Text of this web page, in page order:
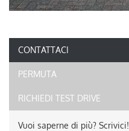
CONTATTACI
PERMUTA
RICHIEDI TEST DRIVE
Vuoi saperne di più? Scrivici!